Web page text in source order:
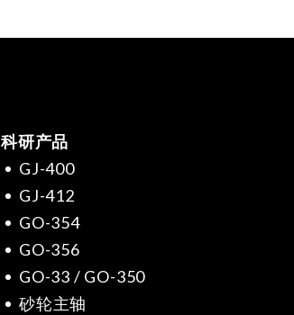
科研产品
GJ-400
GJ-412
GO-354
GO-356
GO-33 / GO-350
砂轮主轴